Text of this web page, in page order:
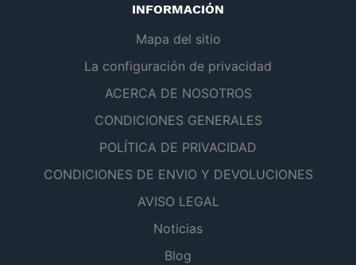
INFORMACIÓN
Mapa del sitio
La configuración de privacidad
ACERCA DE NOSOTROS
CONDICIONES GENERALES
POLÍTICA DE PRIVACIDAD
CONDICIONES DE ENVIO Y DEVOLUCIONES
AVISO LEGAL
Noticias
Blog